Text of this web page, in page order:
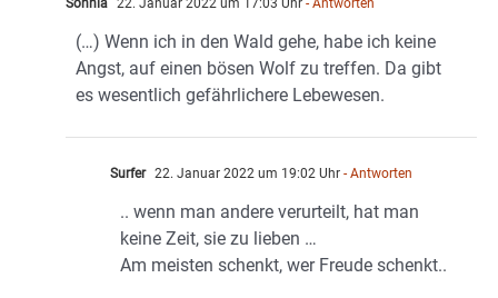
Sonnia 22. Januar 2022 um 17:03 Uhr - Antworten
(…) Wenn ich in den Wald gehe, habe ich keine
Angst, auf einen bösen Wolf zu treffen. Da gibt
es wesentlich gefährlichere Lebewesen.
Surfer 22. Januar 2022 um 19:02 Uhr - Antworten
.. wenn man andere verurteilt, hat man
keine Zeit, sie zu lieben …
Am meisten schenkt, wer Freude schenkt..